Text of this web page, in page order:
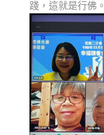
踐，這就是行佛。